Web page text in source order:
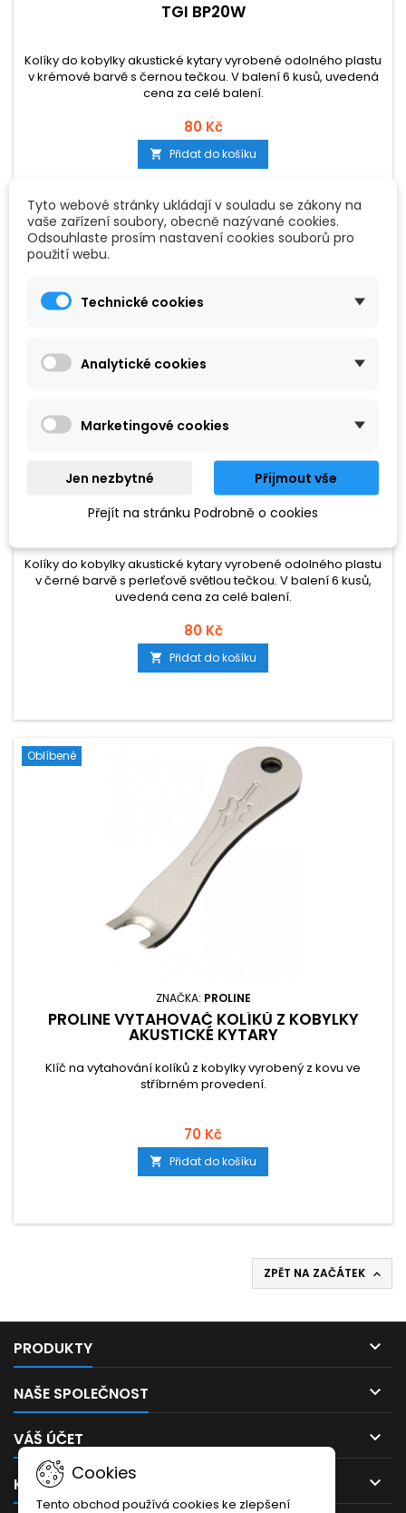
TGI BP20W
Kolíky do kobylky akustické kytary vyrobené odolného plastu
v krémové barvě s černou tečkou. V balení 6 kusů, uvedená
cena za celé balení.
80 Kč
 Přidat do košíku
ZNAČKA:TGI
TGI BP20B
Kolíky do kobylky akustické kytary vyrobené odolného plastu
v černé barvě s perleťově světlou tečkou. V balení 6 kusů,
uvedená cena za celé balení.
80 Kč
 Přidat do košíku
Oblíbené
ZNAČKA: PROLINE
PROLINE VYTAHOVAČ KOLÍKŮ Z KOBYLKY
AKUSTICKÉ KYTARY
Klíč na vytahování kolíků z kobylky vyrobený z kovu ve
stříbrném provedení.
70 Kč
 Přidat do košíku
ZPĚT NA ZAČÁTEK 
PRODUKTY 
NAŠE SPOLEČNOST 
VÁŠ ÚČET 
KONTAKT 
Cookies
Tento obchod používá cookies ke zlepšení
Tyto webové stránky ukládají v souladu se zákony na
vaše zařízení soubory, obecně nazývané cookies.
Odsouhlaste prosím nastavení cookies souborů pro
použití webu.
Technické cookies
Analytické cookies
Marketingové cookies
Jen nezbytné
Přijmout vše
Přejít na stránku Podrobně o cookies